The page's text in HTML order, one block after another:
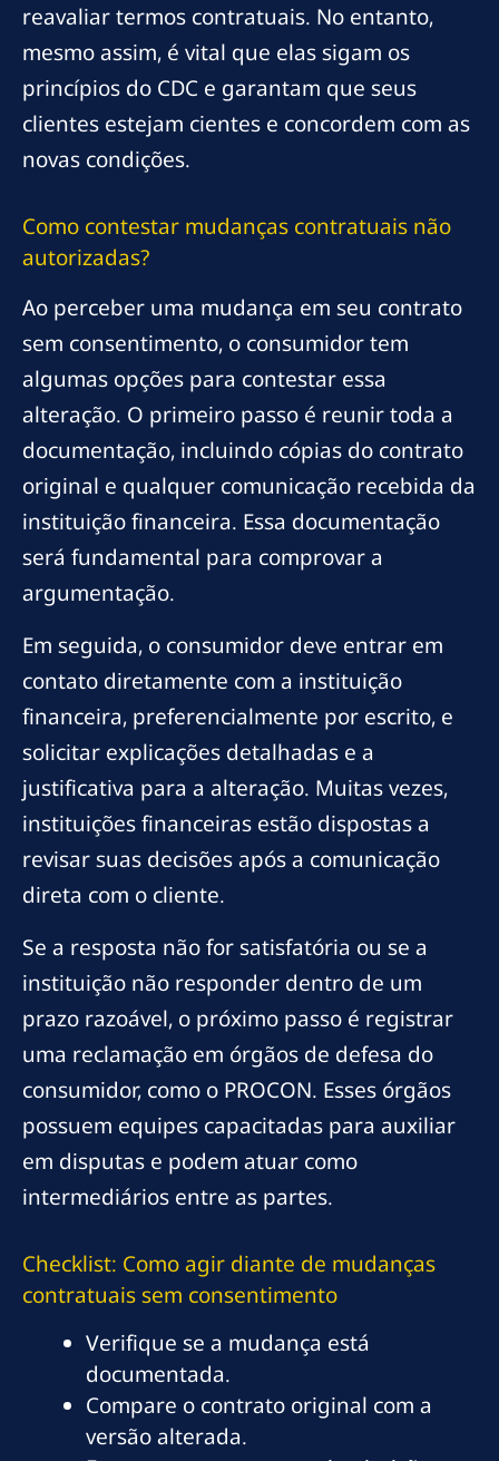
reavaliar termos contratuais. No entanto,
mesmo assim, é vital que elas sigam os
princípios do CDC e garantam que seus
clientes estejam cientes e concordem com as
novas condições.
Como contestar mudanças contratuais não
autorizadas?
Ao perceber uma mudança em seu contrato
sem consentimento, o consumidor tem
algumas opções para contestar essa
alteração. O primeiro passo é reunir toda a
documentação, incluindo cópias do contrato
original e qualquer comunicação recebida da
instituição financeira. Essa documentação
será fundamental para comprovar a
argumentação.
Em seguida, o consumidor deve entrar em
contato diretamente com a instituição
financeira, preferencialmente por escrito, e
solicitar explicações detalhadas e a
justificativa para a alteração. Muitas vezes,
instituições financeiras estão dispostas a
revisar suas decisões após a comunicação
direta com o cliente.
Se a resposta não for satisfatória ou se a
instituição não responder dentro de um
prazo razoável, o próximo passo é registrar
uma reclamação em órgãos de defesa do
consumidor, como o PROCON. Esses órgãos
possuem equipes capacitadas para auxiliar
em disputas e podem atuar como
intermediários entre as partes.
Checklist: Como agir diante de mudanças
contratuais sem consentimento
Verifique se a mudança está
documentada.
Compare o contrato original com a
versão alterada.